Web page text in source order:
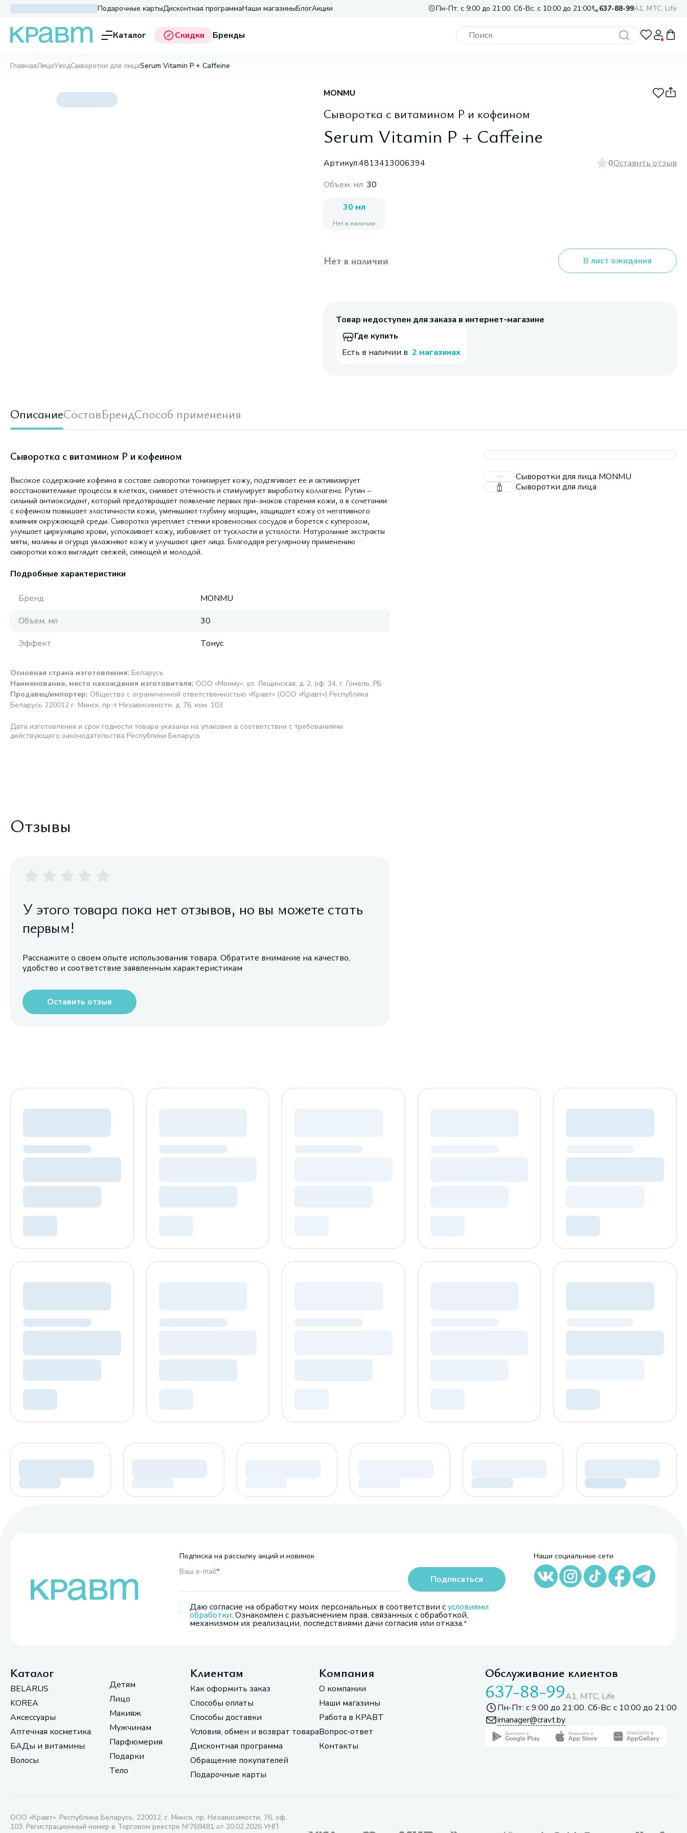
Подарочные картыДисконтная программаНаши магазиныБлогАкции Пн-Пт: с 9:00 до 21:00. Сб-Вс: с 10:00 до 21:00 637-88-99A1, МТС, Life
Каталог Скидки Бренды
ГлавнаяЛицоУходСыворотки для лицаSerum Vitamin P + Caffeine
MONMU
Сыворотка с витамином P и кофеином
Serum Vitamin P + Caffeine
Артикул:4813413006394 0Оставить отзыв
Объем, мл: 30
30 мл
Нет в наличии
Нет в наличии В лист ожидания
Товар недоступен для заказа в интернет-магазине
Где купить
Есть в наличии в 2 магазинах
ОписаниеСоставБрендСпособ применения
Сыворотка с витамином P и кофеином
Высокое содержание кофеина в составе сыворотки тонизирует кожу, подтягивает ее и активизирует
восстановительные процессы в клетках, снимает отёчность и стимулирует выработку коллагена. Рутин –
сильный антиоксидант, который предотвращает появление первых при-знаков старения кожи, а в сочетании
с кофеином повышает эластичности кожи, уменьшают глубину морщин, защищает кожу от негативного
влияния окружающей среды. Сыворотка укрепляет стенки кровеносных сосудов и борется с куперозом,
улучшает циркуляцию крови, успокаивает кожу, избавляет от тусклости и усталости. Натуральные экстракты
мяты, малины и огурца увлажняют кожу и улучшают цвет лица. Благодаря регулярному применению
сыворотки кожа выглядит свежей, сияющей и молодой.
Подробные характеристики
Бренд
MONMU
Объем, мл
30
Эффект
Тонус
Основная страна изготовления: Беларусь
Наименование, место нахождения изготовителя: ООО «Монму», ул. Лещинская, д. 2, оф. 34, г. Гомель, РБ
Продавец/импортер: Общество с ограниченной ответственностью «Кравт» (ООО «Кравт») Республика
Беларусь 220012 г. Минск, пр-т Независимости, д. 76, ком. 103
Дата изготовления и срок годности товара указаны на упаковке в соответствии с требованиями
действующего законодательства Республики Беларусь
Сыворотки для лица MONMU
Сыворотки для лица
Отзывы
У этого товара пока нет отзывов, но вы можете стать
первым!
Расскажите о своем опыте использования товара. Обратите внимание на качество,
удобство и соответствие заявленным характеристикам
Оставить отзыв
Подписка на рассылку акций и новинок
Ваш e-mail*
Даю согласие на обработку моих персональных в соответствии сусловиями
обработки. Ознакомлен с разъяснением прав, связанных с обработкой,
механизмом их реализации, последствиями дачи согласия или отказа.
Подписаться
Наши социальные сети
Каталог
BELARUS
KOREA
Аксессуары
Аптечная косметика
БАДы и витамины
Волосы
Детям
Лицо
Макияж
Мужчинам
Парфюмерия
Подарки
Тело
Клиентам
Как оформить заказ
Способы оплаты
Способы доставки
Условия, обмен и возврат товара
Дисконтная программа
Обращение покупателей
Подарочные карты
Компания
О компании
Наши магазины
Работа в КРАВТ
Вопрос-ответ
Контакты
Обслуживание клиентов
637-88-99A1, МТС, Life
Пн-Пт: с 9:00 до 21:00. Сб-Вс: с 10:00 до 21:00
imanager@cravt.by
ООО «Кравт». Республика Беларусь, 220012, г. Минск, пр. Независимости, 76, оф.
103. Регистрационный номер в Торговом реестре №769481 от 20.02.2026 УНП